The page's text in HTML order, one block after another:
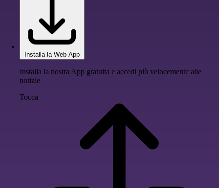
Installa la Web App
Installa la nostra App gratuita e accedi più velocemente alle
notizie
Tocca